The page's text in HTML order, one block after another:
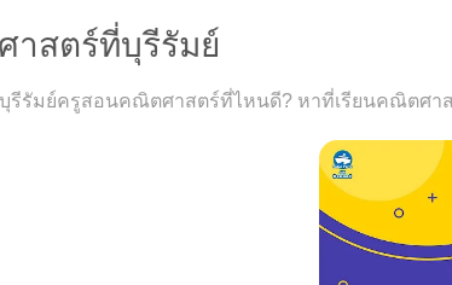
สตร์ที่บุรีรัมย์
รีรัมย์ครูสอนคณิตศาสตร์ที่ไหนดี? หาที่เรียนคณิตศ